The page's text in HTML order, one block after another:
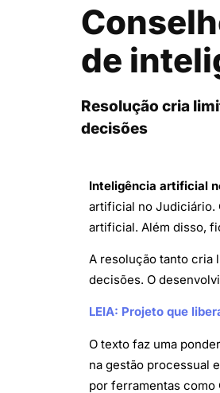
de
Resolução cria
decisões
Inteligência artificial
artificial no Judiciário.
artificial. Além disso,
A resolução tanto cria
decisões. O
LEIA: Projeto que
O texto faz uma
na gestão processual
por ferramentas como